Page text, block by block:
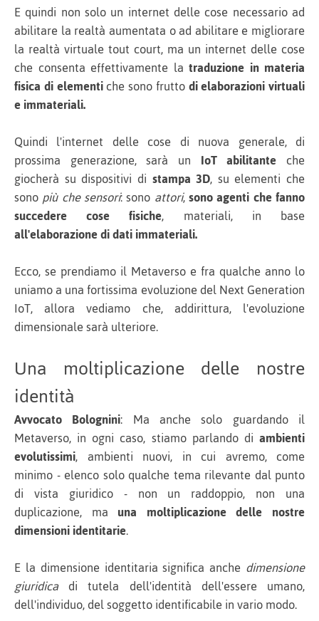
E quindi non solo un internet delle cose necessario ad
abilitare la realtà aumentata o ad abilitare e migliorare
la realtà virtuale tout court, ma un internet delle cose
che consenta effettivamente la traduzione in materia
fisica di elementiche sono fruttodi elaborazioni virtuali
e immateriali.
Quindi l'internet delle cose di nuova generale, di
prossima generazione, sarà un IoT abilitante che
giocherà su dispositivi di stampa 3D, su elementi che
sonopiù che sensori: sono attori,sono agenti che fanno
succedere cose fisiche, materiali, in base
all'elaborazione di dati immateriali.
Ecco, se prendiamo il Metaverso e fra qualche anno lo
uniamo a una fortissima evoluzione del Next Generation
IoT, allora vediamo che, addirittura, l'evoluzione
dimensionale sarà ulteriore.
Una moltiplicazione delle nostre
identità
Avvocato Bolognini: Ma anche solo guardando il
Metaverso, in ogni caso, stiamo parlando di ambienti
evolutissimi, ambienti nuovi, in cui avremo, come
minimo - elenco solo qualche tema rilevante dal punto
di vista giuridico - non un raddoppio, non una
duplicazione, ma una moltiplicazione delle nostre
dimensioni identitarie.
E la dimensione identitaria significa anche dimensione
giuridicadi tutela dell'identità dell'essere umano,
dell'individuo, del soggetto identificabile in vario modo.